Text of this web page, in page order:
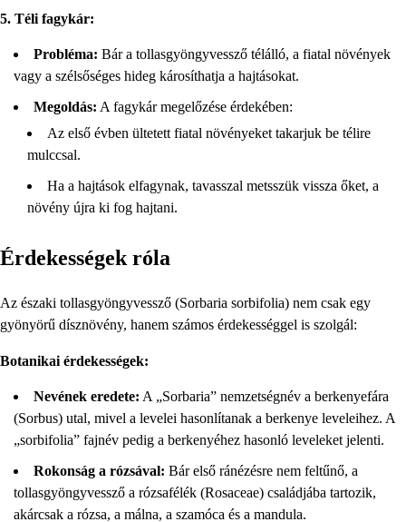
5. Téli fagykár:
Probléma: Bár a tollasgyöngyvessző télálló, a fiatal növények
vagy a szélsőséges hideg károsíthatja a hajtásokat.
Megoldás: A fagykár megelőzése érdekében:
Az első évben ültetett fiatal növényeket takarjuk be télire
mulccsal.
Ha a hajtások elfagynak, tavasszal metsszük vissza őket, a
növény újra ki fog hajtani.
Érdekességek róla
Az északi tollasgyöngyvessző (Sorbaria sorbifolia) nem csak egy
gyönyörű dísznövény, hanem számos érdekességgel is szolgál:
Botanikai érdekességek:
Nevének eredete: A „Sorbaria” nemzetségnév a berkenyefára
(Sorbus) utal, mivel a levelei hasonlítanak a berkenye leveleihez. A
„sorbifolia” fajnév pedig a berkenyéhez hasonló leveleket jelenti.
Rokonság a rózsával: Bár első ránézésre nem feltűnő, a
tollasgyöngyvessző a rózsafélék (Rosaceae) családjába tartozik,
akárcsak a rózsa, a málna, a szamóca és a mandula.